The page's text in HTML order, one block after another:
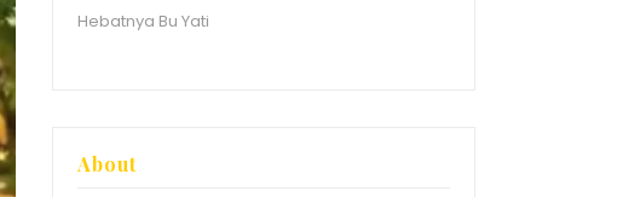
Hebatnya Bu Yati
About